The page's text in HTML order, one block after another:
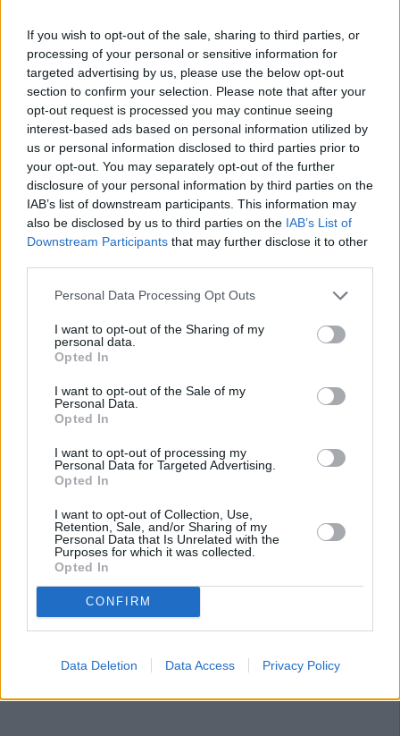
If you wish to opt-out of the sale, sharing to third parties, or
processing of your personal or sensitive information for
targeted advertising by us, please use the below opt-out
section to confirm your selection. Please note that after your
opt-out request is processed you may continue seeing
interest-based ads based on personal information utilized by
us or personal information disclosed to third parties prior to
your opt-out. You may separately opt-out of the further
disclosure of your personal information by third parties on the
IAB’s list of downstream participants. This information may
also be disclosed by us to third parties on the IAB’s List of
Downstream Participants that may further disclose it to other
Personal Data Processing Opt Outs
I want to opt-out of the Sharing of my
personal data.
Opted In
I want to opt-out of the Sale of my
Personal Data.
Opted In
I want to opt-out of processing my
Personal Data for Targeted Advertising.
Opted In
I want to opt-out of Collection, Use,
Retention, Sale, and/or Sharing of my
Personal Data that Is Unrelated with the
Purposes for which it was collected.
Opted In
CONFIRM
Data Deletion Data Access Privacy Policy